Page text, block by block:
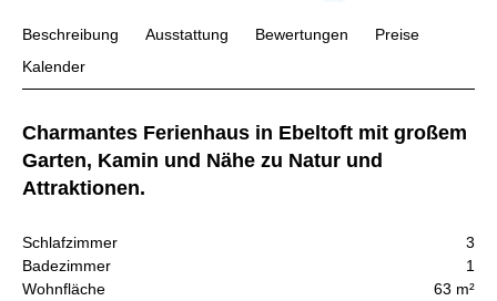
Beschreibung Ausstattung Bewertungen
Preise
Kalender
Charmantes Ferienhaus in Ebeltoft mit großem
Garten, Kamin und Nähe zu Natur und
Attraktionen.
Schlafzimmer
3
Badezimmer
1
Wohnfläche
63 m²